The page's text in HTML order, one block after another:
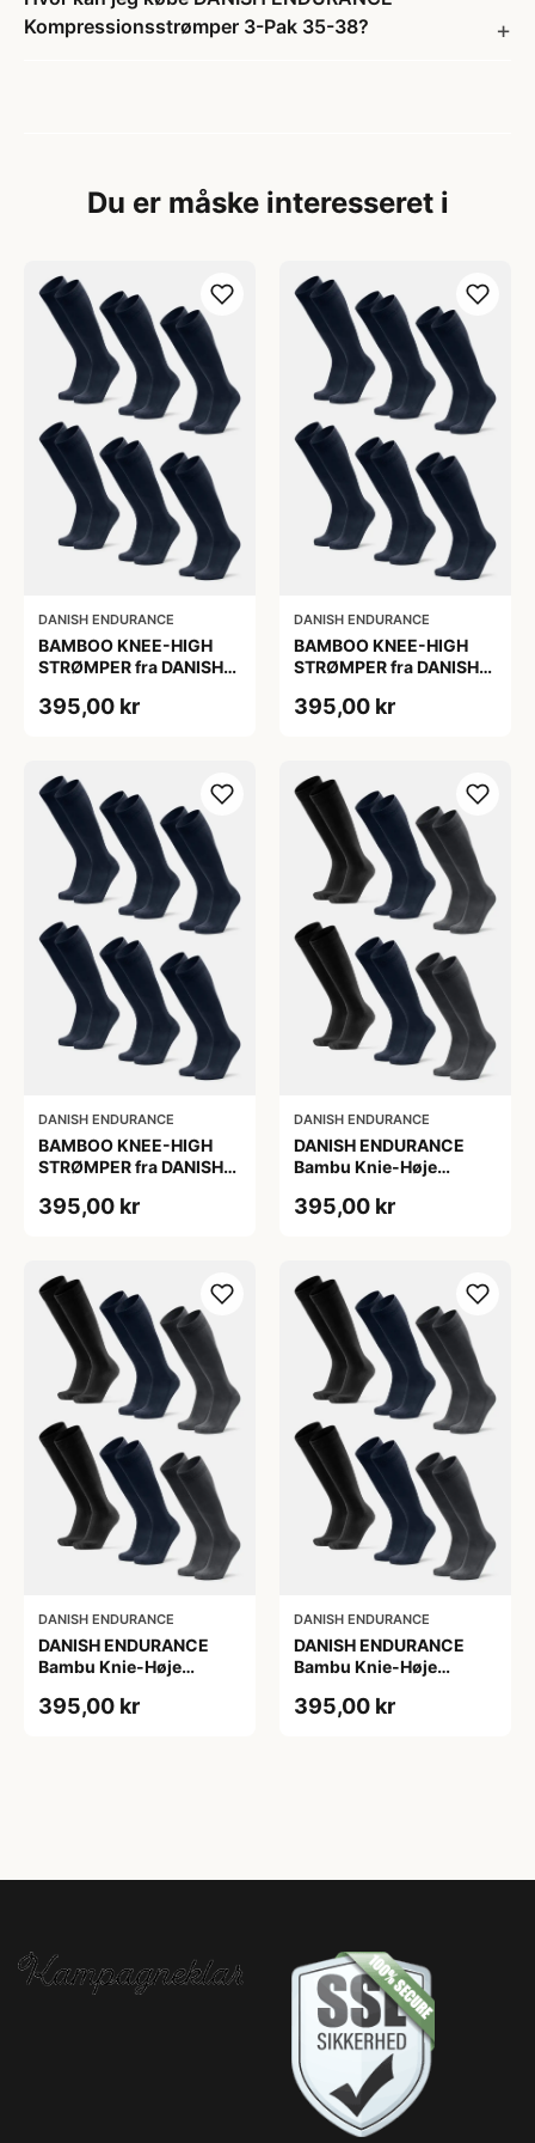
Kompressionsstrømper 3-Pak 35-38?
Du er måske interesseret i
DANISH ENDURANCE
BAMBOO KNEE-HIGH
STRØMPER fra DANISH
6-Pak, Knæhøj, Bambus,
OEKO-TEX® STANDARD
100 cert.
395,00 kr
DANISH ENDURANCE
BAMBOO KNEE-HIGH
STRØMPER fra DANISH
6-Pak, Knæhøj, Bambus,
OEKO-TEX® STANDARD
100 cert.
395,00 kr
DANISH ENDURANCE
BAMBOO KNEE-HIGH
STRØMPER fra DANISH
6-Pak, Knæhøj, Bambus,
OEKO-TEX® STANDARD
100 cert.
395,00 kr
DANISH ENDURANCE
DANISH ENDURANCE
Bambu Knie-Høje
Navy Blå, 6-Pak
395,00 kr
DANISH ENDURANCE
DANISH ENDURANCE
Bambu Knie-Høje
Navy Blå, 6-Pak
395,00 kr
DANISH ENDURANCE
DANISH ENDURANCE
Bambu Knie-Høje
Navy Blå, 6-Pak
395,00 kr